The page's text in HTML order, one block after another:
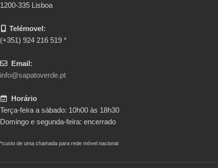
1200-335 Lisboa
Telémovel:
(+351) 924 216 519 *
Email:
info@sapatoverde.pt
Horário
Terça-feira a sábado: 10h00 às 18h30
Domingo e segunda-feira: encerrado
*custo de uma chamada para rede móvel nacional